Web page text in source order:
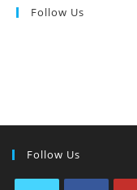
Follow Us
Follow Us